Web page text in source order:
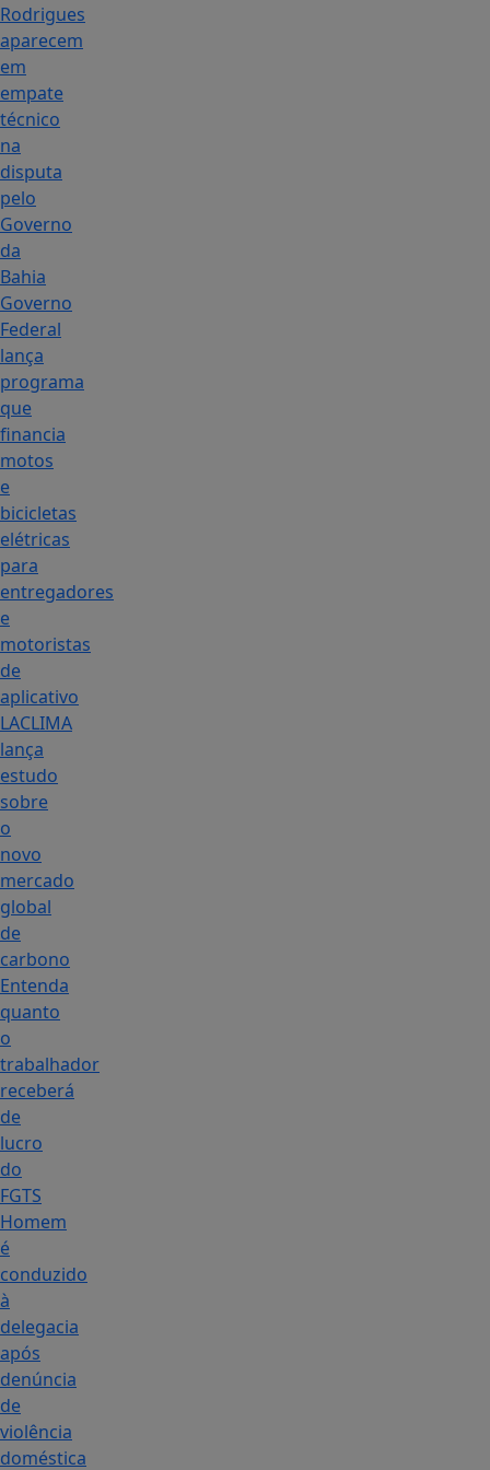
Rodrigues
aparecem
em
empate
técnico
na
disputa
pelo
Governo
da
Bahia
Governo
Federal
lança
programa
que
financia
motos
e
bicicletas
elétricas
para
entregadores
e
motoristas
de
aplicativo
LACLIMA
lança
estudo
sobre
o
novo
mercado
global
de
carbono
Entenda
quanto
o
trabalhador
receberá
de
lucro
do
FGTS
Homem
é
conduzido
à
delegacia
após
denúncia
de
violência
doméstica